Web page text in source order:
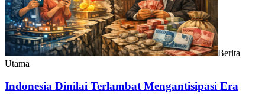
Berita
Utama
Indonesia Dinilai Terlambat Mengantisipasi Era